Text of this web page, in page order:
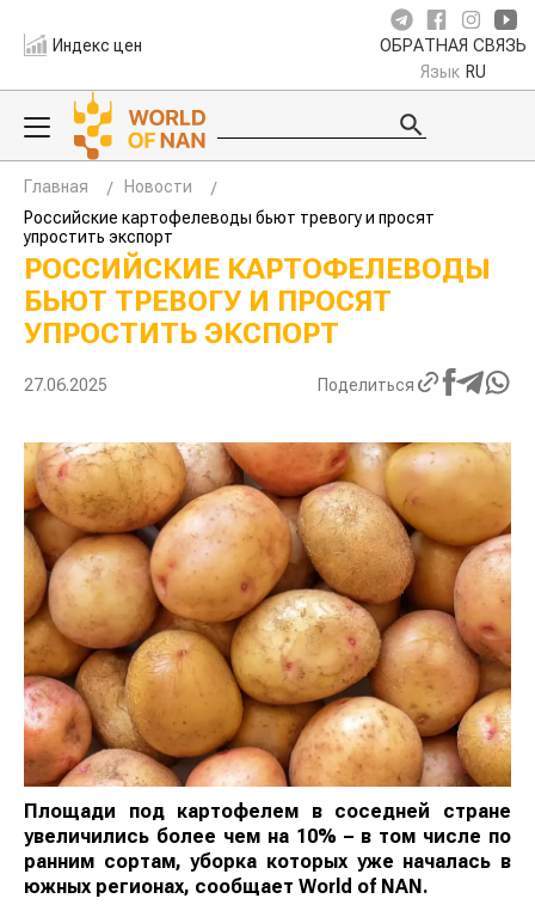
Индекс цен ОБРАТНАЯ СВЯЗЬ
Язык RU
Главная
Новости
Российские картофелеводы бьют тревогу и просят
упростить экспорт
РОССИЙСКИЕ КАРТОФЕЛЕВОДЫ
БЬЮТ ТРЕВОГУ И ПРОСЯТ
УПРОСТИТЬ ЭКСПОРТ
27.06.2025 Поделиться
Площади под картофелем в соседней стране
увеличились более чем на 10% – в том числе по
ранним сортам, уборка которых уже началась в
южных регионах, сообщает World of NAN .